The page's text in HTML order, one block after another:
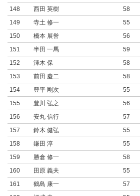
148
西田 英樹 58
149
寺土 修一 55
150
橋本 展誉 56
151
半田 一馬 59
152
澤木 保 58
153
前田 慶二 58
154
豊平 剛次 55
155
豊川 弘之 56
156
安丸 信行 57
157
鈴木 健弘 55
158
鎌田 淳 55
159
勝倉 修一 58
160
田原 義夫 55
161
鶴島 康一 57